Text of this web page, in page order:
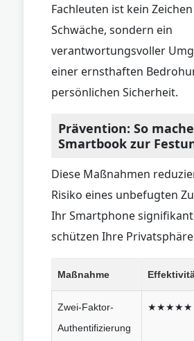
Fachleuten ist kein
Schwäche, sondern ein
verantwortungsvoller
einer ernsthaften
persönlichen Sicherheit.
Prävention: So
Smartbook zur
Diese Maßnahmen
Risiko eines unbefugten
Ihr Smartphone
schützen Ihre
Maßnahme
Zwei-Faktor-
Authentifizierung
★★★★★